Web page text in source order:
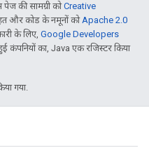
की सामग्री कोCreative
और कोड के नमूनों कोApache 2.0
के लिए, Google Developers
का, Java एक रजिस्टर किया
गया.